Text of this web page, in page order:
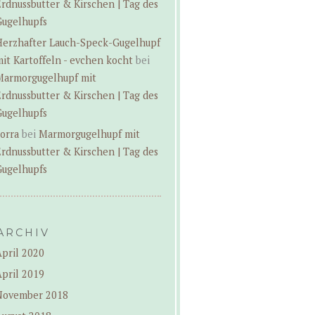
& Kirschen | Tag des
Lauch-Speck-Gugelhupf
Kartoffeln - evchen kocht bei
mit
& Kirschen | Tag des
bei Marmorgugelhupf mit
& Kirschen | Tag des
2020
2019
2018